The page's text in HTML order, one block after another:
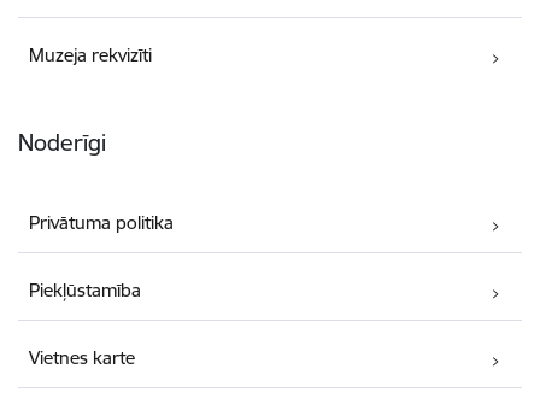
Muzeja rekvizīti
Noderīgi
Privātuma politika
Piekļūstamība
Vietnes karte